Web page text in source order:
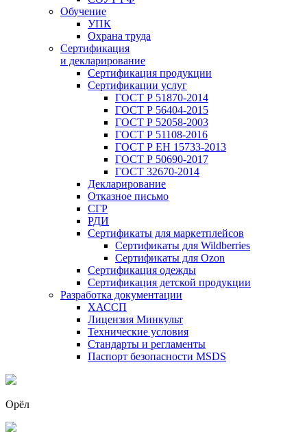
Обучение
УПК
Охрана труда
Сертификация
и декларирование
Сертификация продукции
Сертификации услуг
ГОСТ Р 51870-2014
ГОСТ Р 56404-2015
ГОСТ Р 52058-2003
ГОСТ Р 51108-2016
ГОСТ Р ЕН 15733-2013
ГОСТ Р 50690-2017
ГОСТ 32670-2014
Декларирование
Отказное письмо
СГР
РДИ
Сертификаты для маркетплейсов
Сертификаты для Wildberries
Сертификаты для Ozon
Сертификация одежды
Сертификация детской продукции
Разработка документации
ХАССП
Лицензия Минкульт
Технические условия
Стандарты и регламенты
Паспорт безопасности MSDS
Орёл